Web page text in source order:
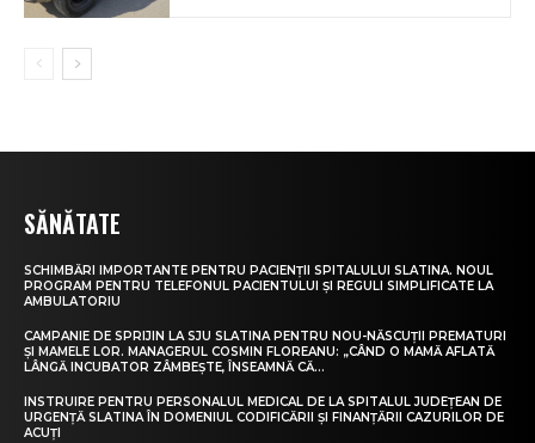
SĂNĂTATE
SCHIMBĂRI IMPORTANTE PENTRU PACIENȚII SPITALULUI SLATINA. NOUL
PROGRAM PENTRU TELEFONUL PACIENTULUI ȘI REGULI SIMPLIFICATE LA
AMBULATORIU
CAMPANIE DE SPRIJIN LA SJU SLATINA PENTRU NOU-NĂSCUȚII PREMATURI
ȘI MAMELE LOR. MANAGERUL COSMIN FLOREANU: „CÂND O MAMĂ AFLATĂ
LÂNGĂ INCUBATOR ZÂMBEȘTE, ÎNSEAMNĂ CĂ...
INSTRUIRE PENTRU PERSONALUL MEDICAL DE LA SPITALUL JUDEȚEAN DE
URGENȚĂ SLATINA ÎN DOMENIUL CODIFICĂRII ȘI FINANȚĂRII CAZURILOR DE
ACUȚI